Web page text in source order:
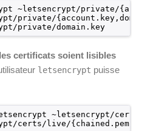
~letsencrypt/private/
/private/
/private/domain .key
les certificats soient lisibles
letsencrypt puisse
~letsencrypt/certs/
/certs/live/